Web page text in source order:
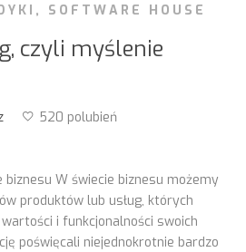
, SOFTWARE HOUSE
czyli myślenie
520 polubień
biznesu W świecie biznesu możemy
produktów lub usług, których
i funkcjonalności swoich
poświęcali niejednokrotnie bardzo